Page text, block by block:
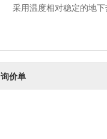
采用温度相对稳定的地
询价单